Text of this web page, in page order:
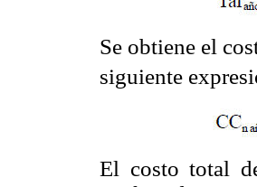
Se obtiene el
siguiente
El costo total